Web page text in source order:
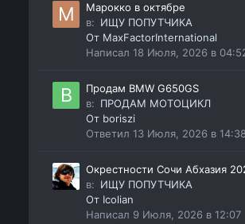
Марокко в октябре
в: ИЩУ ПОПУТЧИКА
От MaxFactorInternational
Написал18 Июля, 2026 в
Продам BMW G650GS
в: ПРОДАМ МОТОЦИКЛ
От boriszi
Ответил13 Июля, 2026 в 14:38
Окрестности Сочи Абхазия
в: ИЩУ ПОПУТЧИКА
От Icolian
Написал 9 Июля, 2026 в 12:07